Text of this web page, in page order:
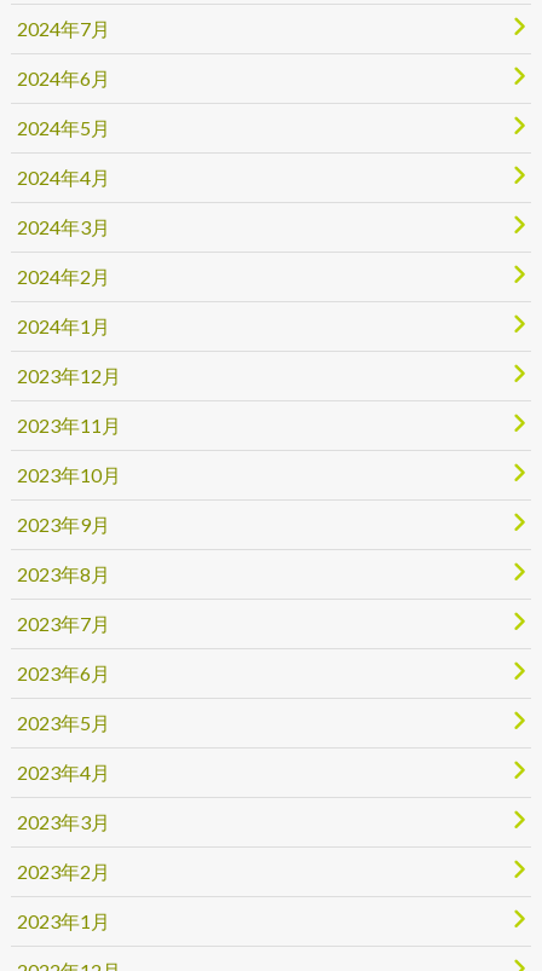
2024年7月
2024年6月
2024年5月
2024年4月
2024年3月
2024年2月
2024年1月
2023年12月
2023年11月
2023年10月
2023年9月
2023年8月
2023年7月
2023年6月
2023年5月
2023年4月
2023年3月
2023年2月
2023年1月